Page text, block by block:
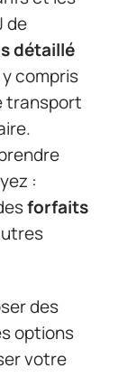
de
détaillé
compris
transport
:
forfaits
des
options
votre